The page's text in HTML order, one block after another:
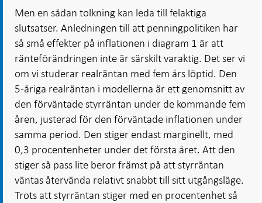
Men en sådan tolkning kan leda till felaktiga
slutsatser. Anledningen till att penningpolitiken har
så små effekter på inflationen i diagram 1 är att
ränteförändringen inte är särskilt varaktig. Det ser vi
om vi studerar realräntan med fem års löptid. Den
5-åriga realräntan i modellerna är ett genomsnitt av
den förväntade styrräntan under de kommande fem
åren, justerad för den förväntade inflationen under
samma period. Den stiger endast marginellt, med
0,3 procentenheter under det första året. Att den
stiger så pass lite beror främst på att styrräntan
väntas återvända relativt snabbt till sitt utgångsläge.
Trots att styrräntan stiger med en procentenhet så